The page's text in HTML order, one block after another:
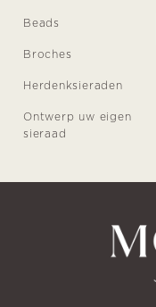
Beads
Broches
Herdenksieraden
Ontwerp uw eigen
sieraad